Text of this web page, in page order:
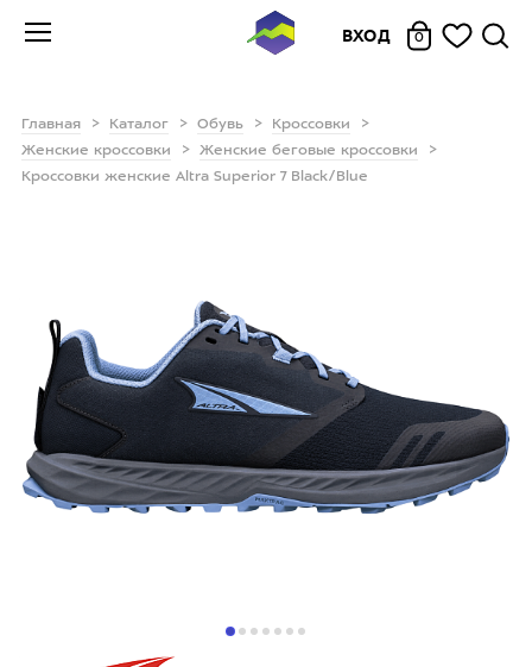
ВХОД 0
Главная Каталог Обувь
Кроссовки
Женские кроссовки
Женские беговые кроссовки
Кроссовки женские Altra Superior 7 Black/Blue